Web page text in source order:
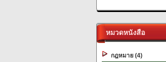
หมวดหนังสือ
กฎหมาย (4)